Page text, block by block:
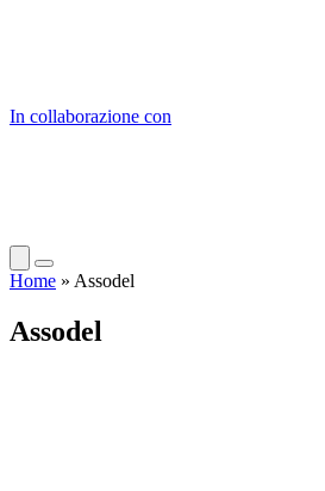
In collaborazione con
Home » Assodel
Assodel